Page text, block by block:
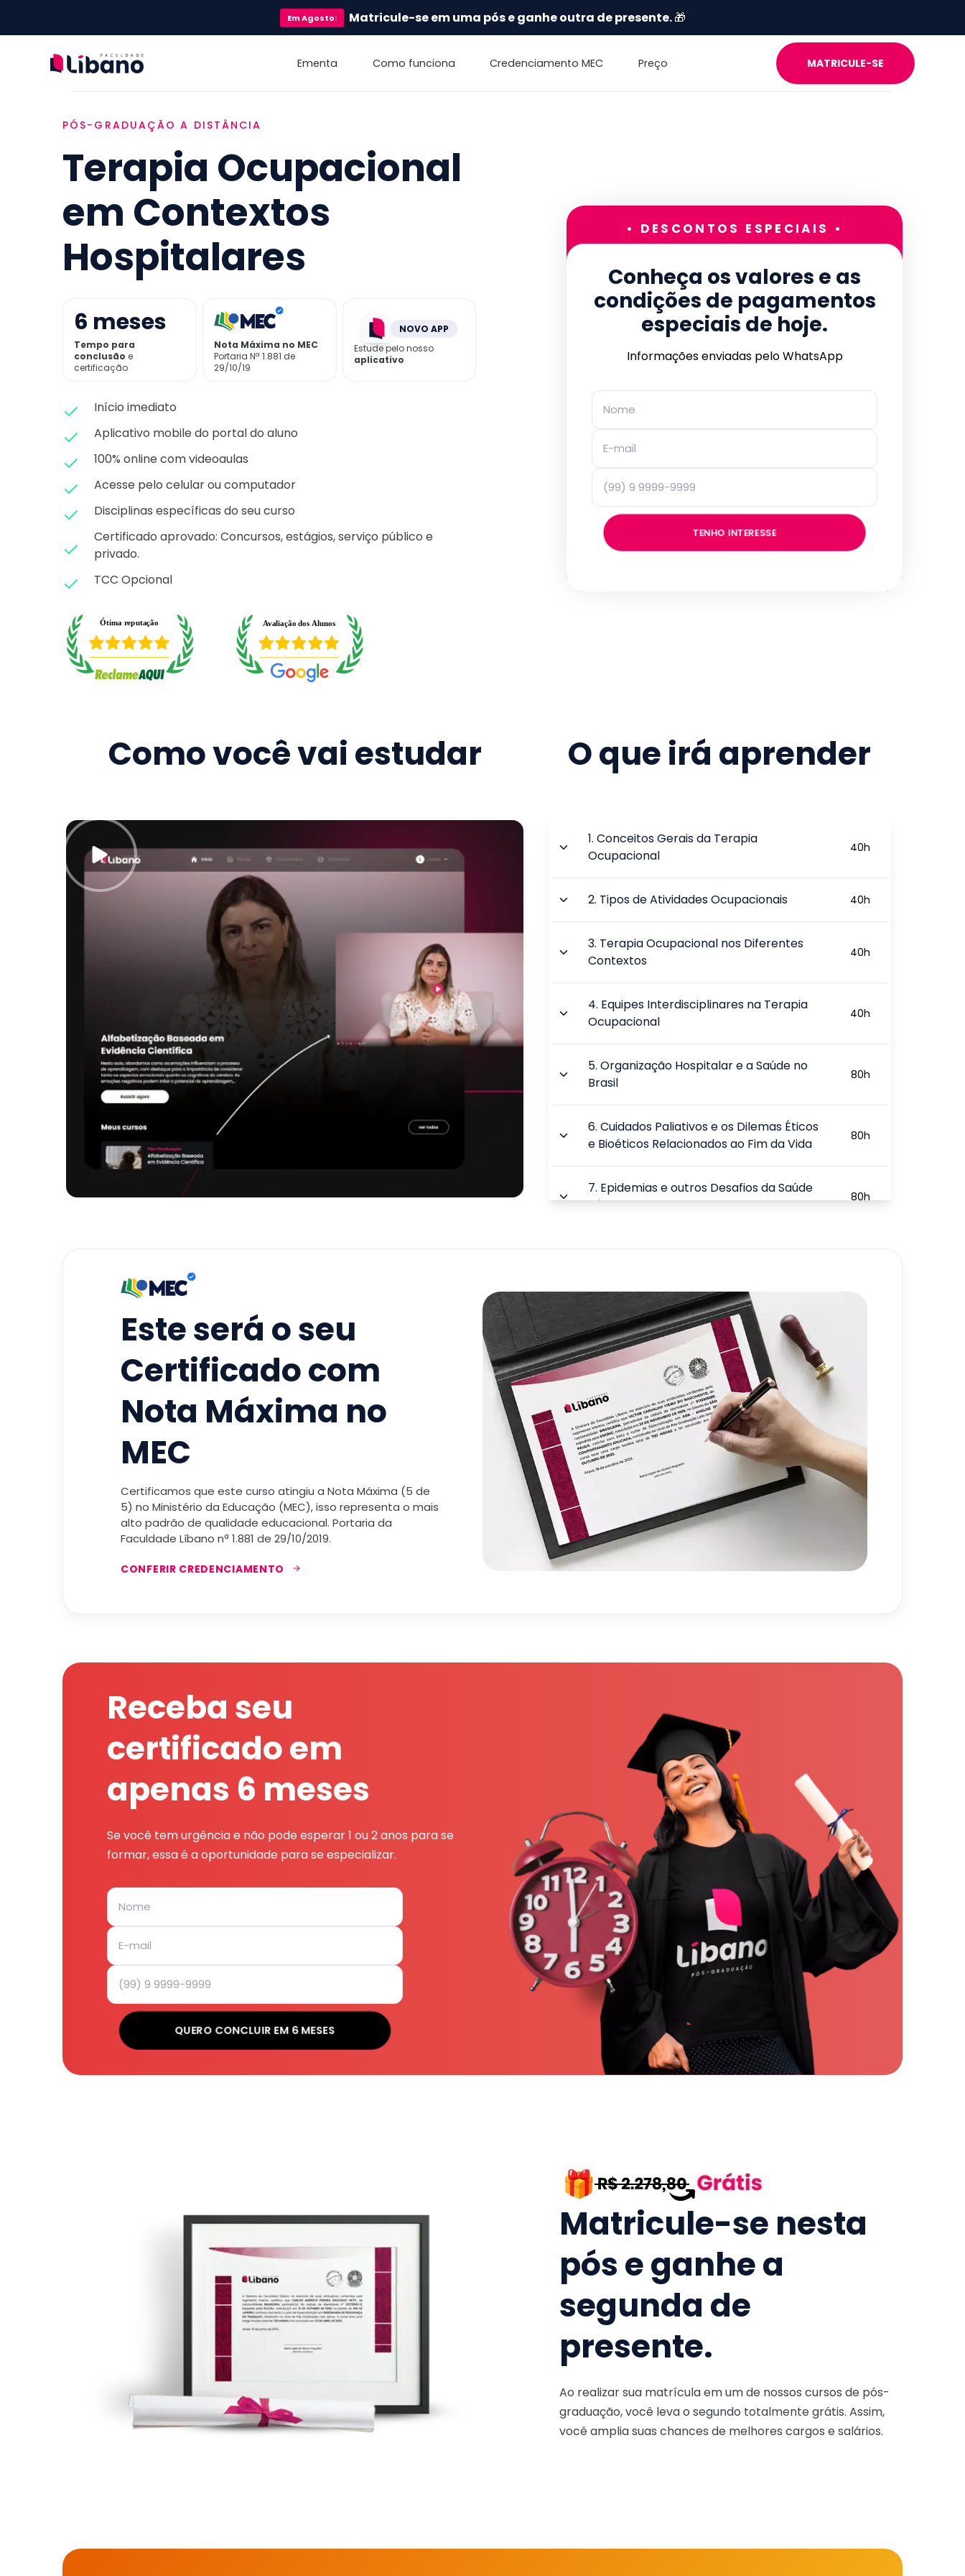
EmAgosto: Matricule-se em uma pós e ganhe outra de presente.🎁
Ementa Como funciona Credenciamento MEC Preço MATRICULE-SE
PÓS-GRADUAÇÃO A DISTÂNCIA
Terapia Ocupacional
em Contextos
Hospitalares
6 meses
Tempo para
conclusão e
certificação
Nota Máxima no MEC
Portaria Nª 1.881 de
29/10/19
NOVO APP
Estude pelo nosso
aplicativo
Início imediato
Aplicativo mobile do portal do aluno
100% online com videoaulas
Acesse pelo celular ou computador
Disciplinas específicas do seu curso
Certificado aprovado: Concursos, estágios, serviço público e
privado.
TCC Opcional
• DESCONTOS ESPECIAIS •
Conheça os valores e as
condições de pagamentos
especiais de hoje.
Informações enviadas pelo WhatsApp
TENHO INTERESSE
Como você vai estudar O que irá aprender
1.Conceitos Gerais da Terapia
Ocupacional
40h
2. Tipos de Atividades Ocupacionais 40h
3. Terapia Ocupacional nos Diferentes
Contextos
40h
4. Equipes Interdisciplinares na Terapia
Ocupacional
40h
5.Organização Hospitalar e a Saúde no
Brasil
80h
6.Cuidados Paliativos e os Dilemas Éticos
e Bioéticos Relacionados ao Fim da Vida
80h
7. Epidemias e outros Desafios da Saúde
Pública
80h
9.Primeiros Socorros
10.Princípios e Políticas de Gestão da
Saúde
11.Infecções e a Segurança Hospitalar
TOTAL:
Este será o seu
Certificado com
Nota Máxima no
MEC
Certificamos que este curso atingiu a Nota Máxima (5 de
5) no Ministério da Educação (MEC), isso representa o mais
alto padrão de qualidade educacional. Portaria da
Faculdade Líbano nª 1.881 de 29/10/2019.
CONFERIR CREDENCIAMENTO
Receba seu
certificado em
apenas 6 meses
Se você tem urgência e não pode esperar 1 ou 2 anos para se
formar, essa é a oportunidade para se especializar.
QUERO CONCLUIR EM 6 MESES
Matricule-se nesta
pós e ganhe a
segunda de
presente.
Ao realizar sua matrícula em um de nossos cursos de pós-
graduação, você leva o segundo totalmente grátis. Assim,
você amplia suas chances de melhores cargos e salários.